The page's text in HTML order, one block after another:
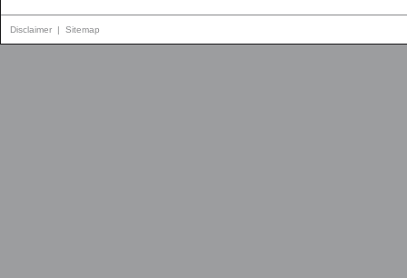
Disclaimer | Sitemap